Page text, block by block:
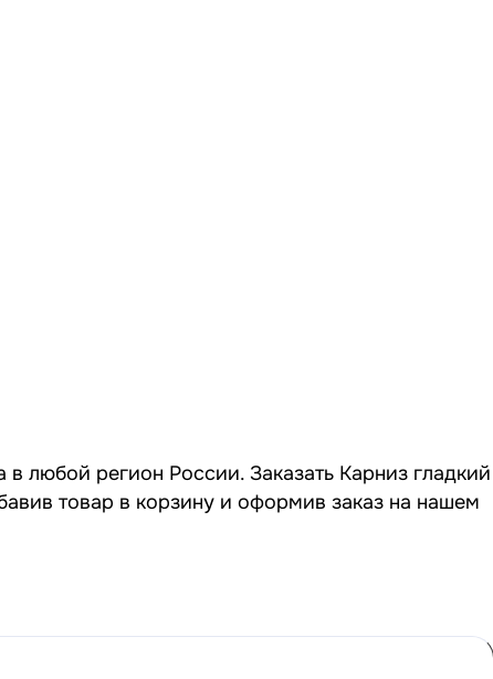
любой регион России. Заказать Карниз гладкий
товар в корзину и оформив заказ на нашем